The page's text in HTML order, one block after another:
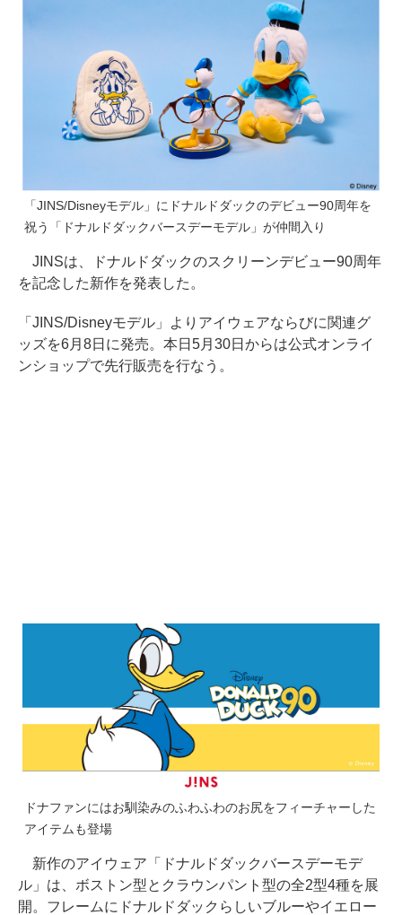
「JINS/Disneyモデル」にドナルドダックのデビュー90周年を
祝う「ドナルドダックバースデーモデル」が仲間入り
JINSは、ドナルドダックのスクリーンデビュー90周年
を記念した新作を発表した。
「JINS/Disneyモデル」よりアイウェアならびに関連グ
ッズを6月8日に発売。本日5月30日からは公式オンライ
ンショップで先行販売を行なう。
ドナファンにはお馴染みのふわふわのお尻をフィーチャーした
アイテムも登場
新作のアイウェア「ドナルドダックバースデーモデ
ル」は、ボストン型とクラウンパント型の全2型4種を展
開。フレームにドナルドダックらしいブルーやイエロー